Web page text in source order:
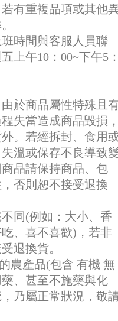
有重複品項或其他
時間與客服人員聯
上午10：00~下午5
於商品屬性特殊且
失當造成商品毀損
。若經拆封、食用
溫或保存不良導致
品請保持商品、包
否則恕不接受退換
同(例如：大小、香
、喜不喜歡)，若非
退換貨。
農產品(包含 有機 無
、甚至不施藥與化
乃屬正常狀況，敬